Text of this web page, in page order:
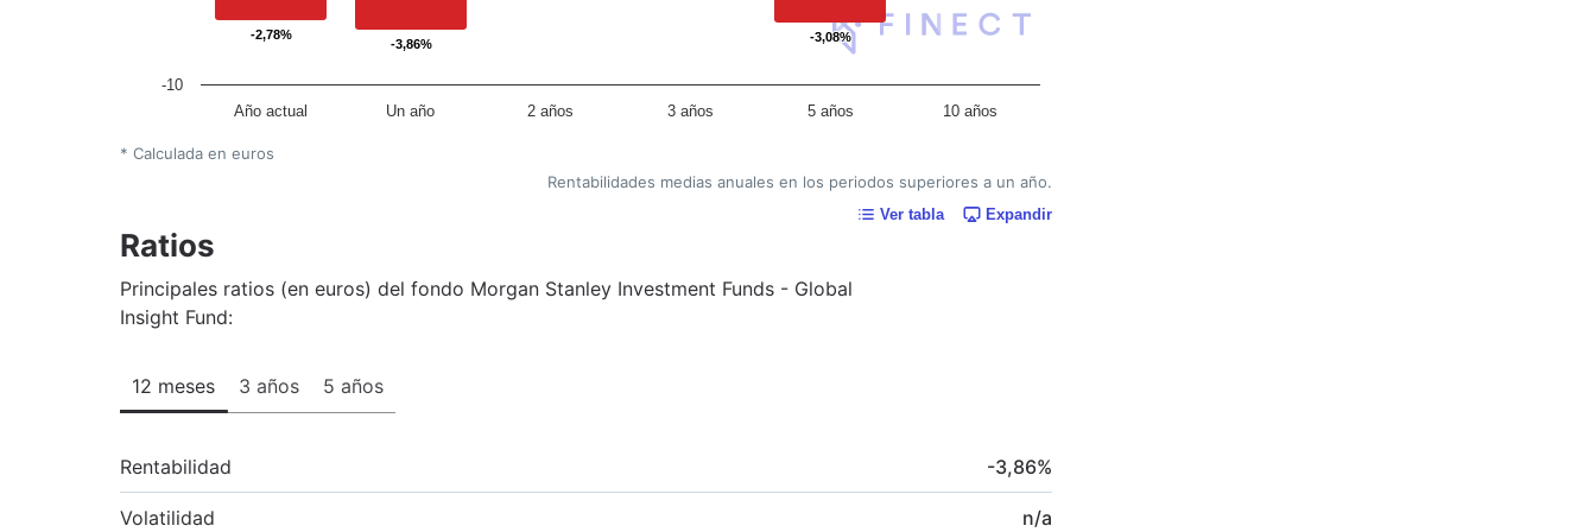
-2,78%
-2,78%
-3,86%
-3,86% -3,08%
-3,08%
Año actual Un año 2 años 3 años 5 años 10 años
-10
* Calculada en euros
Rentabilidades medias anuales en los periodos superiores a un año.
Ver tabla Expandir
Ratios
Principales ratios (en euros) del fondo Morgan Stanley Investment Funds - Global
Insight Fund:
12 meses 3 años 5 años
Rentabilidad -3,86%
Volatilidad n/a